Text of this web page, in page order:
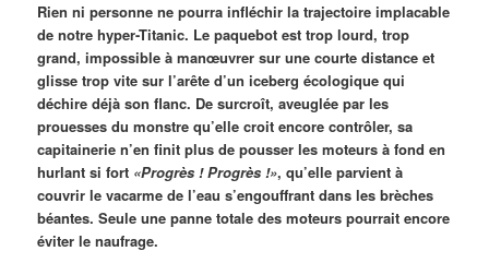
Rien ni personne ne pourra infléchir la trajectoire implacable
de notre hyper-Titanic. Le paquebot est trop lourd, trop
grand, impossible à manœuvrer sur une courte distance et
glisse trop vite sur l’arête d’un iceberg écologique qui
déchire déjà son flanc. De surcroît, aveuglée par les
prouesses du monstre qu’elle croit encore contrôler, sa
capitainerie n’en finit plus de pousser les moteurs à fond en
hurlant si fort «Progrès ! Progrès !», qu’elle parvient à
couvrir le vacarme de l’eau s’engouffrant dans les brèches
béantes. Seule une panne totale des moteurs pourrait encore
éviter le naufrage.